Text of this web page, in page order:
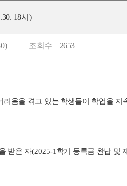
18시)
조회수 2653
려움을 겪고 있는 학생들이 학업을 지
받은 자(2025-1학기 등록금 완납 및